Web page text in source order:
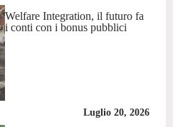
Welfare Integration, il futuro fa
i conti con i bonus pubblici
Luglio 20, 2026